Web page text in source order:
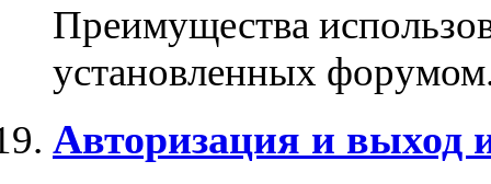
Преимущества
установленных
Авторизация и выход